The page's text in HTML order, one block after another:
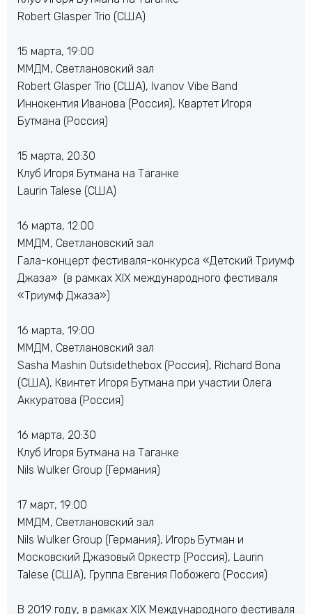
Robert Glasper Trio (США)
15 марта, 19:00
ММДМ, Светлановский зал
Robert Glasper Trio (США), Ivanov Vibe Band
Иннокентия Иванова (Россия), Квартет Игоря
Бутмана (Россия)
15 марта, 20:30
Клуб Игоря Бутмана на Таганке
Laurin Talese (США)
16 марта, 12:00
ММДМ, Светлановский зал
Гала-концерт фестиваля-конкурса «Детский Триумф
Джаза» (в рамках XIX международного фестиваля
«Триумф Джаза»)
16 марта, 19:00
ММДМ, Светлановский зал
Sasha Mashin Outsidethebox (Россия), Richard Bona
(США), Квинтет Игоря Бутмана при участии Олега
Аккуратова (Россия)
16 марта, 20:30
Клуб Игоря Бутмана на Таганке
Nils Wulker Group (Германия)
17 март, 19:00
ММДМ, Светлановский зал
Nils Wulker Group (Германия), Игорь Бутман и
Московский Джазовый Оркестр (Россия), Laurin
Talese (США), Группа Евгения Побожего (Россия)
В 2019 году, в рамках XIХ Международного фестиваля